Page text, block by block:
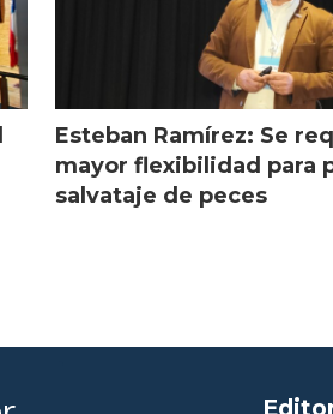
Esteban Ramírez: Se
mayor flexibilidad para
salvataje de peces